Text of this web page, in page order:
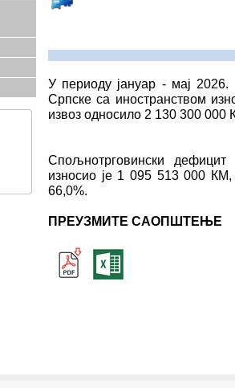
У периоду јануар - мај 2026.
Српске са иностранством
извоз односило 2 130 300
Спољнотрговински
износио је 1 095 513 000 КМ,
66,0%.
ПРЕУЗМИТЕ САОПШТЕЊЕ